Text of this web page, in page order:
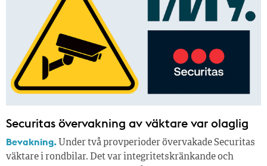
Securitas övervakning av väktare var olaglig
Bevakning. Under två provperioder övervakade Securitas
väktare i rondbilar. Det var integritetskränkande och